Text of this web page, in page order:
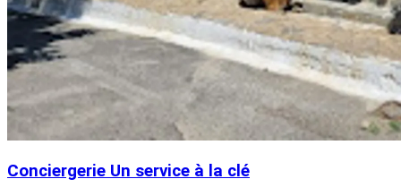
Conciergerie Un service à la clé